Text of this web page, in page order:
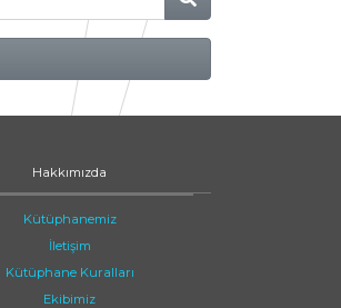
Hakkımızda
Kütüphanemiz
İletişim
Kütüphane Kuralları
Ekibimiz